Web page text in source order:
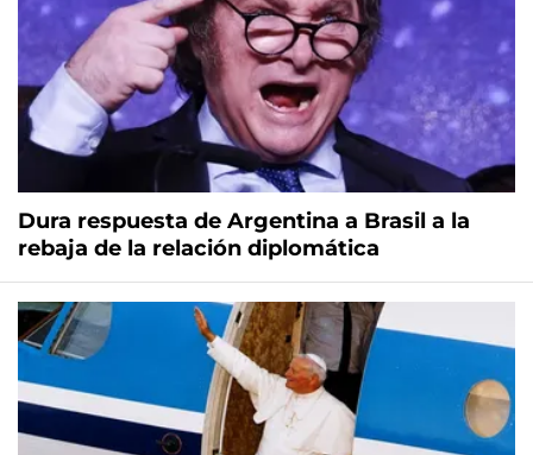
Dura respuesta de Argentina a Brasil a la
rebaja de la relación diplomática